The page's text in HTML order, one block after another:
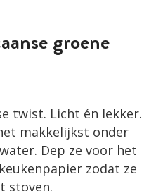
groene
twist. Licht én lekker.
makkelijkst onder
Dep ze voor het
zodat ze
stoven.